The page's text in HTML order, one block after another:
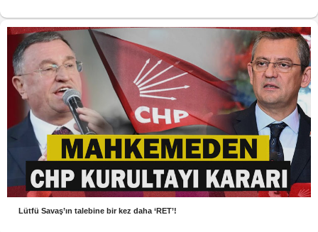
Lütfü Savaş’ın talebine bir kez daha ‘RET’!